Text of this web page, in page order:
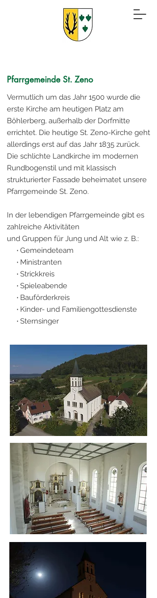
Pfarrgemeinde St. Zeno
Vermutlich um das Jahr 1500 wurde die
erste Kirche am heutigen Platz am
Böhlerberg, außerhalb der Dorfmitte
errichtet. Die heutige St. Zeno-Kirche geht
allerdings erst auf das Jahr 1835 zurück.
Die schlichte Landkirche im modernen
Rundbogenstil und mit klassisch
strukturierter Fassade beheimatet unsere
Pfarrgemeinde St. Zeno.
In der lebendigen Pfarrgemeinde gibt es
zahlreiche Aktivitäten
und Gruppen für Jung und Alt wie z. B.:
· Gemeindeteam
· Ministranten
· Strickkreis
· Spieleabende
· Bauförderkreis
· Kinder- und Familiengottesdienste
· Sternsinger